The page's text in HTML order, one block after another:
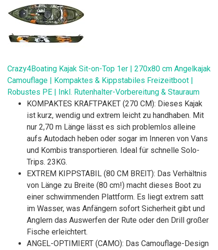
Crazy4Boating Kajak Sit-on-Top 1er | 270x80 cm Angelkajak
Camouflage | Kompaktes & Kippstabiles Freizeitboot |
Robustes PE | Inkl. Rutenhalter-Vorbereitung & Stauraum
KOMPAKTES KRAFTPAKET (270 CM): Dieses Kajak
ist kurz, wendig und extrem leicht zu handhaben. Mit
nur 2,70 m Länge lässt es sich problemlos alleine
aufs Autodach heben oder sogar im Inneren von Vans
und Kombis transportieren. Ideal für schnelle Solo-
Trips. 23KG.
EXTREM KIPPSTABIL (80 CM BREIT): Das Verhältnis
von Länge zu Breite (80 cm!) macht dieses Boot zu
einer schwimmenden Plattform. Es liegt extrem satt
im Wasser, was Anfängern sofort Sicherheit gibt und
Anglern das Auswerfen der Rute oder den Drill großer
Fische erleichtert.
ANGEL-OPTIMIERT (CAMO): Das Camouflage-Design